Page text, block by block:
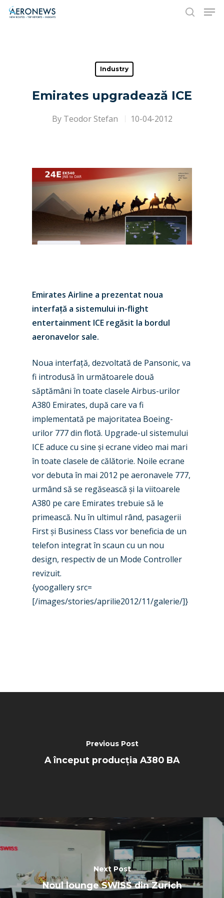
Hit enter to search or ESC to close
Industry
Emirates upgradează ICE
By Teodor Stefan 10-04-2012
Emirates Airline a prezentat noua
interfață a sistemului in-flight
entertainment ICE regăsit la bordul
aeronavelor sale.
Noua interfață, dezvoltată de Pansonic, va
fi introdusă în următoarele două
săptămâni în toate clasele Airbus-urilor
A380 Emirates, după care va fi
implementată pe majoritatea Boeing-
urilor 777 din flotă. Upgrade-ul sistemului
ICE aduce cu sine și ecrane video mai mari
în toate clasele de călătorie. Noile ecrane
vor debuta în mai 2012 pe aeronavele 777,
urmând să se regăsească și la viitoarele
A380 pe care Emirates trebuie să le
primească. Nu în ultimul rând, pasagerii
Firstși Business Class vor beneficia de un
telefon integrat în scaun cu un nou
design, respectiv de un Mode Controller
revizuit.
{yoogallery src=
[/images/stories/aprilie2012/11/galerie/]}
Previous Post
A început producția A380 BA
Next Post
Noul lounge SWISS din Zurich
New Routes
Industry
Accidents / Incidents
Airshows
Dubai 2025
Paris 2025
Farnborough 2024
Paris 2023
Business Jets
Military
Trip Reports
Marketplace
Contact